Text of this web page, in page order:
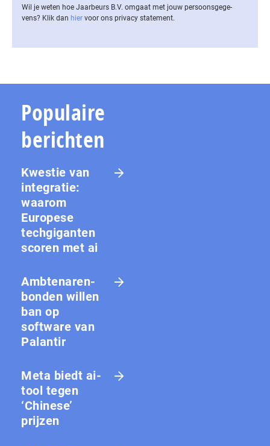
Wil je weten hoe Jaarbeurs B.V. omgaat met jouw per­soons­ge­ge­
vens? Klik dan hier voor ons privacy statement.
Populaire
berichten
Kwestie van
integratie:
waarom
Europese
techgiganten
scoren met ai
Amb­te­na­ren­
bon­den willen
ban op
software van
Palantir
Meta biedt ai-
tool tegen
‘Chinese’
prijzen